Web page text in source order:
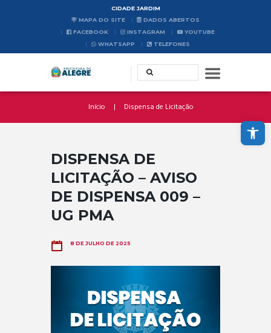
Abrir a barra de ferramentas
CIDADE JARDIM
MAPA DO SITE
DADOS ABERTOS
FACEBOOK
INSTAGRAM
YOUTUBE
WHATSAPP
TELEFONES
Início Dispensa de Licitação
DISPENSA DE
LICITAÇÃO – AVISO
DE DISPENSA 009 –
UG PMA
8 DE JULHO DE 2025